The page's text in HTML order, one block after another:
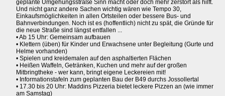
geplante Umgehungsstraße Sinn macht oder doch mehr zerstört als hilft.
Und nicht ganz andere Sachen wichtig wären wie Tempo 30,
Einkaufsmöglichkeiten in allen Ortsteilen oder bessere Bus- und
Bahnverbindungen. Noch ist es (hoffentlich) nicht zu spät, die Gründe für
die neue Straße sind längst entfallen ...
• Ab 15 Uhr: Gemeinsam aufbauen
• Klettern (üben) für Kinder und Erwachsene unter Begleitung (Gurte und
Helme vorhanden)
• Spielen und kreidemalen auf den asphaltierten Flächen
• Heißen Waffeln, Getränken, Kuchen und mehr auf der großen
Mitbringtheke - wer kann, bringt eigene Leckereien mit!
• Informationstafeln zum geplanten Bau der B49 durchs Jossollertal
• 17.30 bis 20 Uhr: Maddins Pizzeria bietet leckere Pizzen an (wie immer
am Samstag)